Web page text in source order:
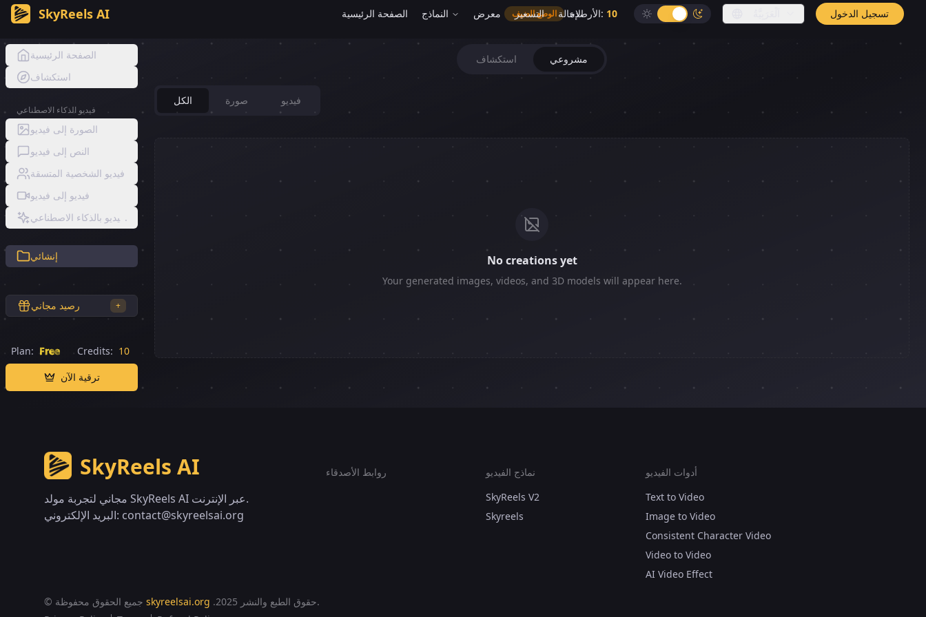
SkyReels AI الصفحة الرئيسية النماذج معرض التسعير الإحالةالوضع الضيف الأرصدة: 10 تسجيل الدخول
الصفحة الرئيسية
استكشاف
فيديو الذكاء الاصطناعي
الصورة إلى فيديو
النص إلى فيديو
فيديو الشخصية المتسقة
فيديو إلى فيديو
تأثيرات الفيديو بالذكاء الاصطناعي
إنشائي
رصيد مجاني +
Plan: Free Credits: 10
ترقية الآن
استكشاف مشروعي
الكل صورة فيديو
No creations yet
Your generated images, videos, and 3D models will appear here.
SkyReels AI
مجاني لتجربة مولد SkyReels AI عبر الإنترنت.
البريد الإلكتروني: contact@skyreelsai.org
روابط الأصدقاء
نماذج الفيديو
SkyReels V2
Skyreels
أدوات الفيديو
Text to Video
Image to Video
Consistent Character Video
Video to Video
AI Video Effect
© حقوق الطبع والنشر 2025. skyreelsai.org
جميع الحقوق محفوظة.